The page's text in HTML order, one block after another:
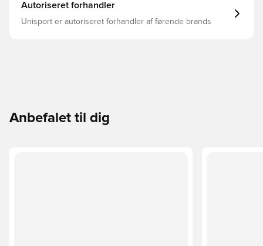
Autoriseret forhandler
Unisport er autoriseret forhandler af førende brands
Anbefalet til dig